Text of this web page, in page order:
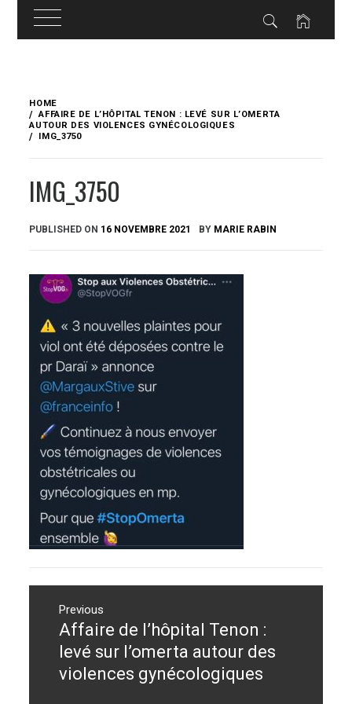
content
HOME
AFFAIRE DE L’HÔPITAL TENON : LEVÉ SUR L’OMERTA
AUTOUR DES VIOLENCES GYNÉCOLOGIQUES
IMG_3750
IMG_3750
PUBLISHED ON 16 NOVEMBRE 2021 BY MARIE RABIN
Navigation
l’article
Previous
Previous
post:
Affaire de l’hôpital Tenon :
levé sur l’omerta autour des
violences gynécologiques